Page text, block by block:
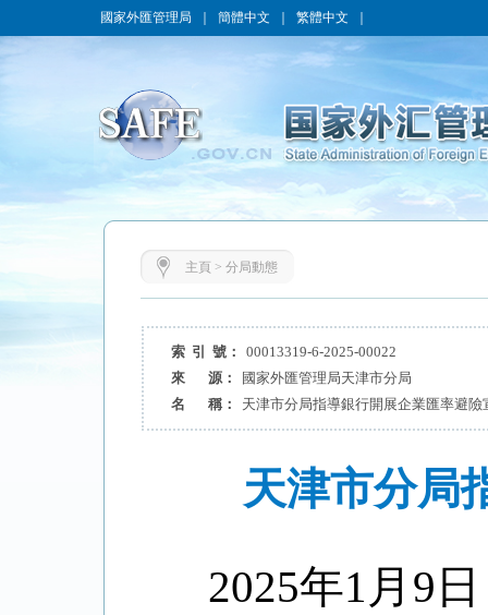
國家外匯管理局 簡體中文 繁體中文
主頁 > 分局動態
索 引 號：
00013319-6-2025-00022
來 源：
國家外匯管理局天津市分局
名 稱：
天津市分局指導銀行開展企業匯率避險
天津市分局
2025年1 月 9